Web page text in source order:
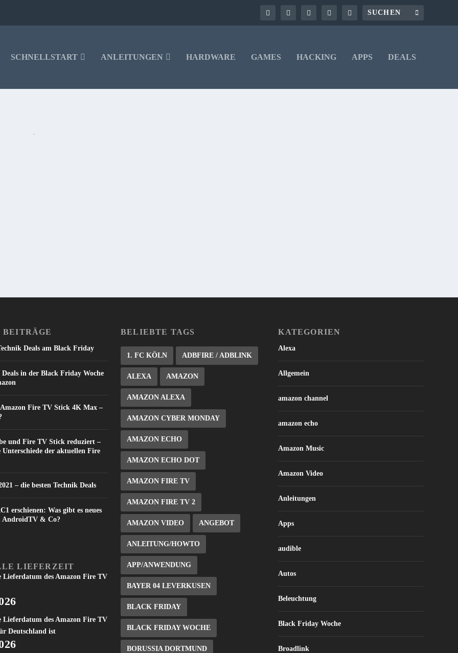
SCHNELLSTART ANLEITUNGEN HARDWARE GAMES HACKING APPS DEALS
Deals am Black Friday
in der Black Friday Woche
Fire TV Stick 4K Max –
und Fire TV Stick reduziert –
Unterschiede der aktuellen Fire
– die besten Technik Deals
erschienen: Was gibt es neues
AndroidTV & Co?
LIEFERZEIT
Lieferdatum des Amazon Fire TV
Lieferdatum des Amazon Fire TV
Deutschland ist
BELIEBTE TAGS
1. FC KÖLN ADBFIRE / ADBLINK
ALEXA AMAZON
AMAZON ALEXA
AMAZON CYBER MONDAY
AMAZON ECHO
AMAZON ECHO DOT
AMAZON FIRE TV
AMAZON FIRE TV 2
AMAZON VIDEO ANGEBOT
ANLEITUNG/HOWTO
APP/ANWENDUNG
BAYER 04 LEVERKUSEN
BLACK FRIDAY
BLACK FRIDAY WOCHE
BORUSSIA DORTMUND
KATEGORIEN
Alexa
Allgemein
amazon channel
amazon echo
Amazon Music
Amazon Video
Anleitungen
Apps
audible
Autos
Beleuchtung
Black Friday Woche
Broadlink